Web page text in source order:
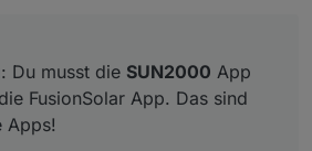
"SDongle" komme ich gerade nicht
aber ich meine, man muss ich mit beiden
verbinden um a) den Dongle und b)
selbst zu konfigurieren.
Du musst die SUN2000 App
die FusionSolar App. Das sind
Apps!